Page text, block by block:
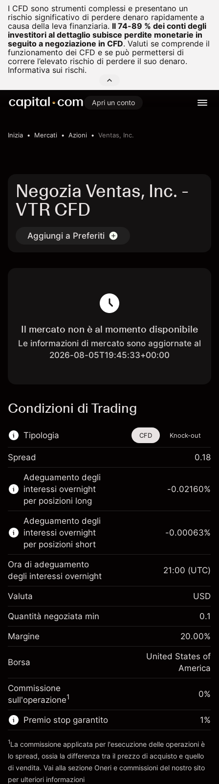
I CFD sono strumenti complessi e presentano un
rischio significativo di perdere denaro rapidamente a
causa della leva finanziaria. Il 74-89 % dei conti degli
investitori al dettaglio subisce perdite monetarie in
seguito a negoziazione in CFD. Valuti se comprende il
funzionamento dei CFD e se può permettersi di
correre l’elevato rischio di perdere il suo denaro.
Informativa sui rischi.
Apri un conto
Inizia Mercati Azioni Ventas, Inc.
Negozia Ventas, Inc. -
VTR CFD
Aggiungi a Preferiti
Il mercato non è al momento disponibile
Le informazioni di mercato sono aggiornate al
2026-08-05T19:45:33+00:00
Condizioni di Trading
Tipologia
Questo strumento finanziario è disponibile
per il trading di CFD e knock-out.
Scopri di più su:
CFD
Knock-out
CFD Knock-out
Spread 0.18
Adeguamento degli
interessi overnight
per posizioni long
Margine. Il tuo
$1,000.00
Adeguamento
finanziamento overnight
Oneri per l'intero valore della
posizione
%
(-$1.08)
Dimensione dell'operazione a leva
Denaro da leva ~
Vai alla piattaforma
-0.02160%
Adeguamento degli
interessi overnight
per posizioni short
Margine. Il tuo
investimento
$1,000.00
Oneri per l'intero valore della
posizione
-0.000626
%
Dimensione dell'operazione a leva
~$5,000.00
Denaro da leva ~
Vai alla piattaforma
-0.00063%
Ora di adeguamento
degli interessi overnight
21:00 (UTC)
Valuta USD
Quantità negoziata min 0.1
Margine 20.00%
Borsa
United States of
America
Commissione
sull'operazione1 0%
Premio stop garantito 1%
1La commissione applicata per l'esecuzione delle operazioni è
lo spread, ossia la differenza tra il prezzo di acquisto e quello
di vendita. Vai alla sezione Oneri e commissioni del nostro sito
per ulteriori informazioni